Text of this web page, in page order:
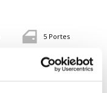
5 Portes
82 CV